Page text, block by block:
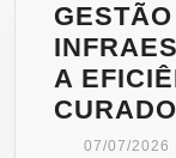
A
07/07/2026